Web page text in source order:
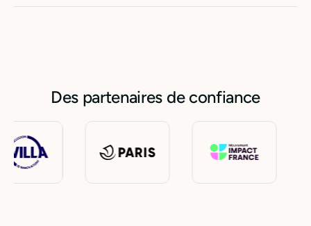
Des partenaires de confiance